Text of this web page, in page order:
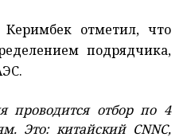
отметил, что
подрядчика,
проводится отбор по 4
Это: китайский CNNC,